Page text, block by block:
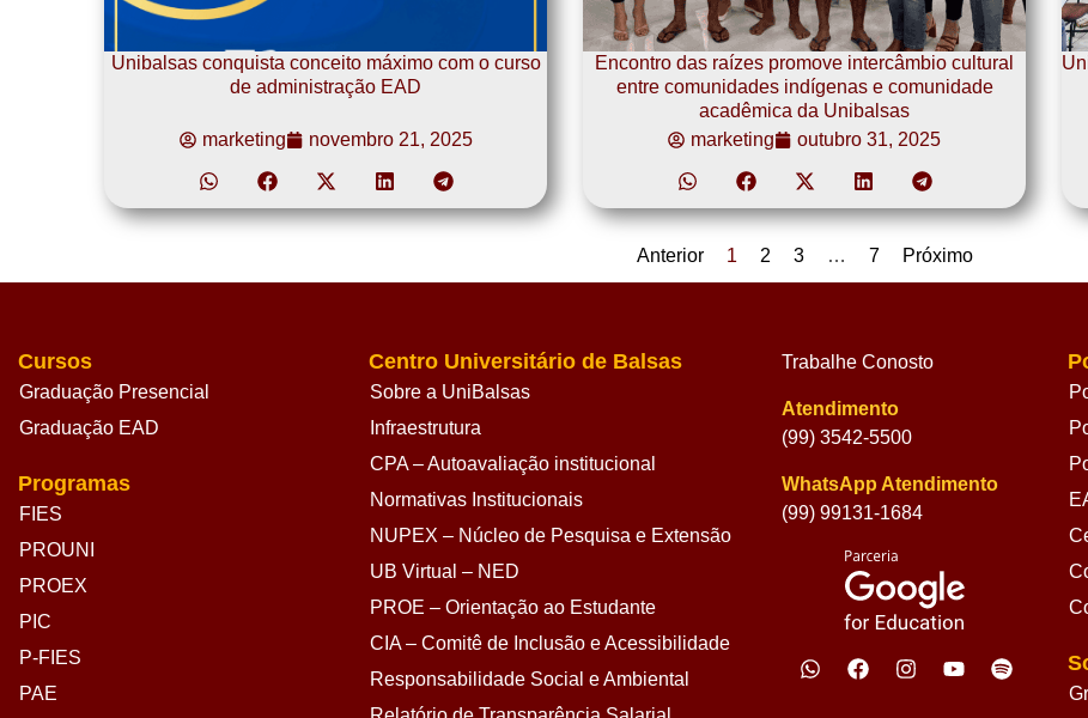
Unibalsas conquista conceito máximo com o curso
de administração EAD
marketing novembro 21, 2025
Encontro das raízes promove intercâmbio cultural
entre comunidades indígenas e comunidade
acadêmica da Unibalsas
marketing
outubro 31, 2025
Anterior 1 2 3 … 7 Próximo
Cursos
Graduação Presencial
Graduação EAD
Programas
FIES
PROUNI
PROEX
PIC
P-FIES
PAE
Centro Universitário de Balsas
Sobre a UniBalsas
Infraestrutura
CPA – Autoavaliação institucional
Normativas Institucionais
NUPEX – Núcleo de Pesquisa e Extensão
UB Virtual – NED
PROE – Orientação ao Estudante
CIA – Comitê de Inclusão e Acessibilidade
Responsabilidade Social e Ambiental
Trabalhe Conosto
Atendimento
(99) 3542-5500
WhatsApp Atendimento
(99) 99131-1684